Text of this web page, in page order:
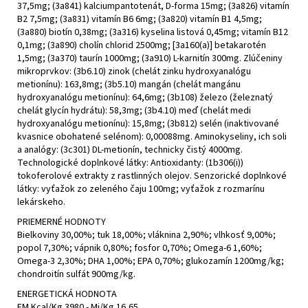
37,5mg; (3a841) kalciumpantotenát, D-forma 15mg; (3a826) vitamín
B2 7,5mg; (3a831) vitamín B6 6mg; (3a820) vitamín B1 4,5mg;
(3a880) biotín 0,38mg; (3a316) kyselina listová 0,45mg; vitamín B12
0,1mg; (3a890) cholín chlorid 2500mg; [3a160(a)] betakarotén
1,5mg; (3a370) taurín 1000mg; (3a910) L-karnitín 300mg. Zlúčeniny
mikroprvkov: (3b6.10) zinok (chelát zinku hydroxyanalógu
metionínu): 163,8mg; (3b5.10) mangán (chelát mangánu
hydroxyanalógu metionínu): 64,6mg; (3b108) železo (železnatý
chelát glycín hydrátu): 58,3mg; (3b4.10) meď (chelát medi
hydroxyanalógu metionínu): 15,8mg; (3b812) selén (inaktivované
kvasnice obohatené selénom): 0,00088mg. Aminokyseliny, ich soli
a analógy: (3c301) DL-metionín, technicky čistý 4000mg.
Technologické doplnkové látky: Antioxidanty: (1b306(i))
tokoferolové extrakty z rastlinných olejov. Senzorické doplnkové
látky: vyťažok zo zeleného čaju 100mg; vyťažok z rozmarínu
lekárskeho.
PRIEMERNÉ HODNOTY
Bielkoviny 30,00%; tuk 18,00%; vláknina 2,90%; vlhkosť 9,00%;
popol 7,30%; vápnik 0,80%; fosfor 0,70%; Omega‐6 1,60%;
Omega‐3 2,30%; DHA 1,00%; EPA 0,70%; glukozamín 1200mg/kg;
chondroitín sulfát 900mg/kg.
ENERGETICKÁ HODNOTA